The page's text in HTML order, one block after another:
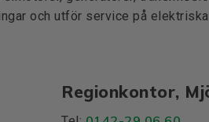
och utför service på
Regionkontor,